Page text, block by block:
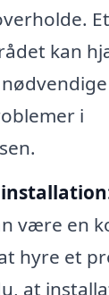
kan
i
være en
hyre et
at